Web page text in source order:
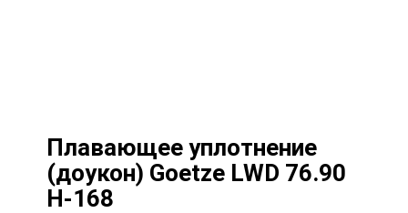
Плавающее уплотнение
(доукон) Goetze LWD 76.90
H-168